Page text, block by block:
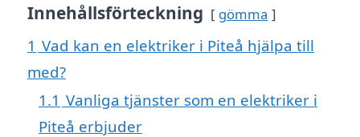
Innehållsförteckning gömma
1 Vad kan en elektriker i Piteå hjälpa till
med?
1.1 Vanliga tjänster som en elektriker i
Piteå erbjuder